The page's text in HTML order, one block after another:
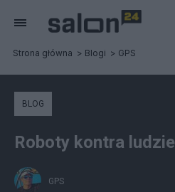
Strona główna Blogi GPS
BLOG
Roboty kontra ludzie
GPS